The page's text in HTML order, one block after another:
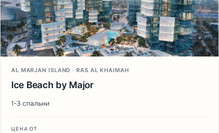
AL MARJAN ISLAND · RAS AL KHAIMAH
Ice Beach by Major
1-3 спальни
ЦЕНА ОТ